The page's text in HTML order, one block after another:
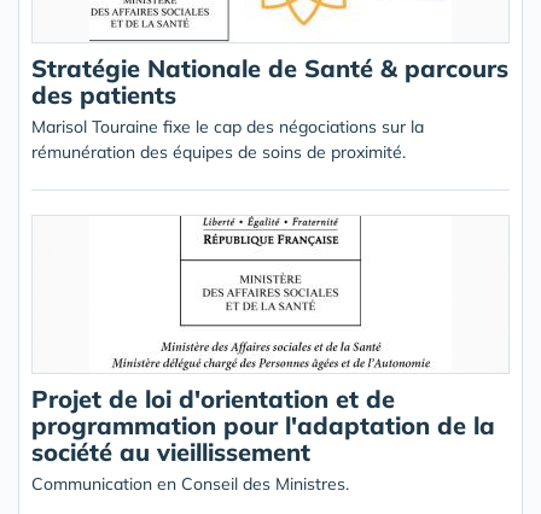
Stratégie Nationale de Santé & parcours
des patients
Marisol Touraine fixe le cap des négociations sur la
rémunération des équipes de soins de proximité.
Projet de loi d'orientation et de
programmation pour l'adaptation de la
société au vieillissement
Communication en Conseil des Ministres.